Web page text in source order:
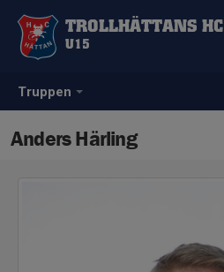
Truppen
TROLLHÄTTANS HC
U15
Anders Härling